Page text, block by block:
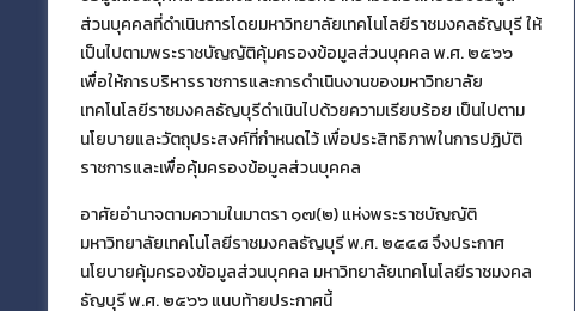
ส่วนบุคคลที่ดำเนินการโดยมหาวิทยาลัยเทคโนโลยีราชมงคลธัญบุรี ให้
เป็นไปตามพระราชบัญญัติคุ้มครองข้อมูลส่วนบุคคล พ.ศ. ๒๕๖๖
เพื่อให้การบริหารราชการและการดำเนินงานของมหาวิทยาลัย
เทคโนโลยีราชมงคลธัญบุรีดำเนินไปด้วยความเรียบร้อย เป็นไปตาม
นโยบายและวัตถุประสงค์ที่กำหนดไว้ เพื่อประสิทธิภาพในการปฏิบัติ
ราชการและเพื่อคุ้มครองข้อมูลส่วนบุคคล
อาศัยอำนาจตามความในมาตรา ๑๗(๒) แห่งพระราชบัญญัติ
มหาวิทยาลัยเทคโนโลยีราชมงคลธัญบุรี พ.ศ. ๒๕๔๘ จึงประกาศ
นโยบายคุ้มครองข้อมูลส่วนบุคคล มหาวิทยาลัยเทคโนโลยีราชมงคล
ธัญบุรี พ.ศ. ๒๕๖๖ แนบท้ายประกาศนี้
จังหวัดปทุมธานี 12110
เผยแพร่ข้อมูลโดย
ฝ่ายข้อมูลสารสนเทศและติดตามประเมินผล
กองนโยบายและแผน